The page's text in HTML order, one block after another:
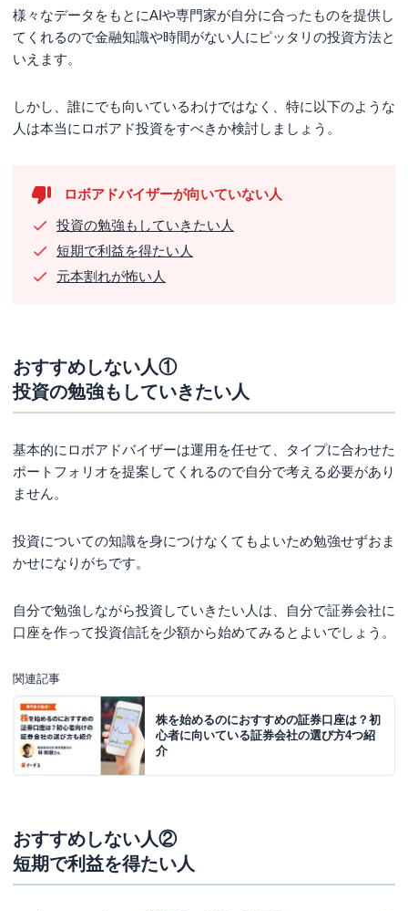
様々なデータをもとにAIや専門家が自分に合ったものを提供し
てくれるので金融知識や時間がない人にピッタリの投資方法と
いえます。
しかし、誰にでも向いているわけではなく、特に以下のような
人は本当にロボアド投資をすべきか検討しましょう。
ロボアドバイザーが向いていない人
投資の勉強もしていきたい人
短期で利益を得たい人
元本割れが怖い人
おすすめしない人①
投資の勉強もしていきたい人
基本的にロボアドバイザーは運用を任せて、タイプに合わせた
ポートフォリオを提案してくれるので自分で考える必要があり
ません。
投資についての知識を身につけなくてもよいため勉強せずおま
かせになりがちです。
自分で勉強しながら投資していきたい人は、自分で証券会社に
口座を作って投資信託を少額から始めてみるとよいでしょう。
関連記事
株を始めるのにおすすめの証券口座は？初
心者に向いている証券会社の選び方4つ紹
介
おすすめしない人②
短期で利益を得たい人